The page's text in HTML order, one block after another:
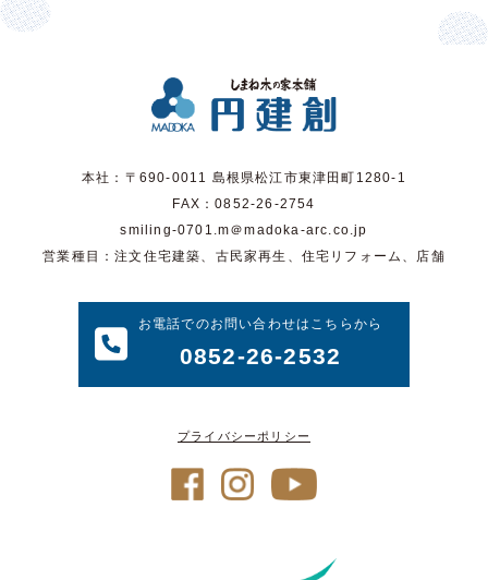
本社：〒690-0011 島根県松江市東津田町1280-1
FAX：0852-26-2754
smiling-0701.m＠madoka-arc.co.jp
営業種目：注文住宅建築、古民家再生、住宅リフォーム、店舗
お電話でのお問い合わせはこちらから
0852-26-2532
プライバシーポリシー